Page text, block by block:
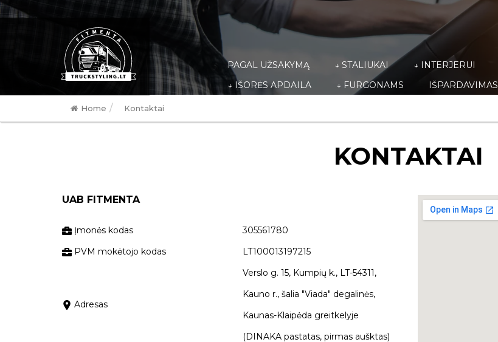
PAGAL UŽSAKYMĄ ↓ STALIUKAI ↓ INTERJERUI
↓ IŠORĖS APDAILA
↓ FURGONAMS IŠPARDAVIMAS
Home / Kontaktai
KONTAKTAI
UAB FITMENTA
Įmonės kodas
305561780
PVM mokėtojo kodas
LT100013197215
Adresas
Verslo g. 15, Kumpių k., LT-54311,
Kauno r., šalia "Viada" degalinės,
Kaunas-Klaipėda greitkelyje
(DINAKA pastatas, pirmas aušktas)